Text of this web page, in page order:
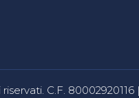
C.F. 80002920116 |